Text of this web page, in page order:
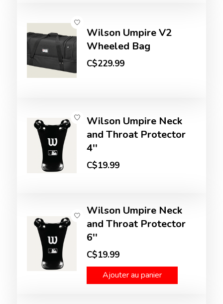
Wilson Umpire V2
Wheeled Bag
C$229.99
Wilson Umpire Neck
and Throat Protector
4''
C$19.99
Wilson Umpire Neck
and Throat Protector
6''
C$19.99
Ajouter au panier